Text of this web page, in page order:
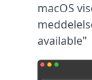
macOS
available"